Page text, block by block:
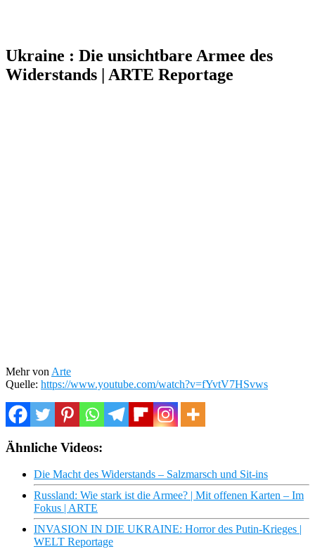
Ukraine : Die unsichtbare Armee des
Widerstands | ARTE Reportage
Mehr von Arte
Quelle: https://www.youtube.com/watch?v=fYvtV7HSvws
Ähnliche Videos:
Die Macht des Widerstands – Salzmarsch und Sit-ins
Russland: Wie stark ist die Armee? | Mit offenen Karten – Im
Fokus | ARTE
INVASION IN DIE UKRAINE: Horror des Putin-Krieges |
WELT Reportage